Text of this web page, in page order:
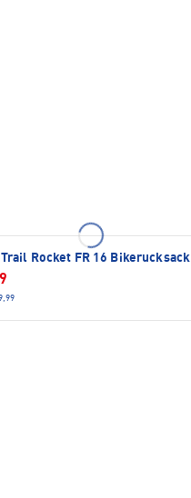
Trail Rocket FR 16 Bikerucksack